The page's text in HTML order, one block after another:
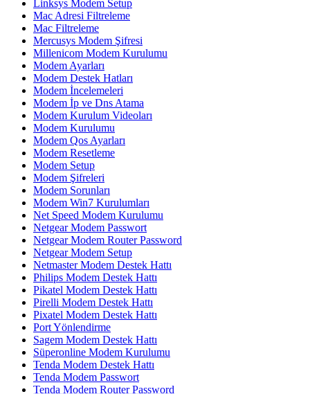
Linksys Modem Setup
Mac Adresi Filtreleme
Mac Filtreleme
Mercusys Modem Şifresi
Millenicom Modem Kurulumu
Modem Ayarları
Modem Destek Hatları
Modem İncelemeleri
Modem İp ve Dns Atama
Modem Kurulum Videoları
Modem Kurulumu
Modem Qos Ayarları
Modem Resetleme
Modem Setup
Modem Şifreleri
Modem Sorunları
Modem Win7 Kurulumları
Net Speed Modem Kurulumu
Netgear Modem Passwort
Netgear Modem Router Password
Netgear Modem Setup
Netmaster Modem Destek Hattı
Philips Modem Destek Hattı
Pikatel Modem Destek Hattı
Pirelli Modem Destek Hattı
Pixatel Modem Destek Hattı
Port Yönlendirme
Sagem Modem Destek Hattı
Süperonline Modem Kurulumu
Tenda Modem Destek Hattı
Tenda Modem Passwort
Tenda Modem Router Password